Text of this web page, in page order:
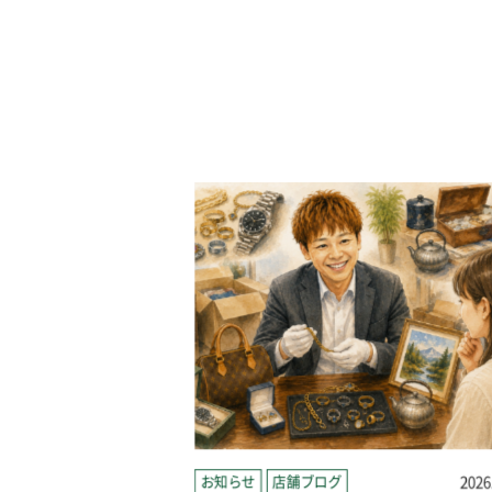
お知らせ 店舗ブログ